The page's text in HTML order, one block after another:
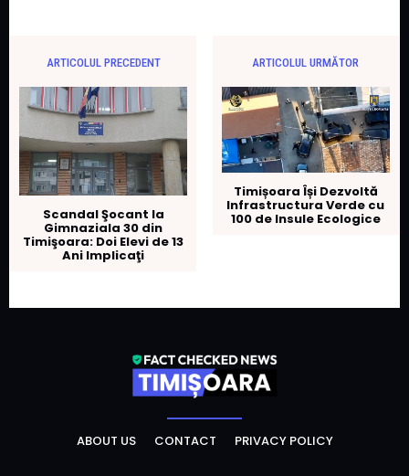
ARTICOLUL PRECEDENT
Scandal Şocant la
Gimnaziala 30 din
Timişoara: Doi Elevi de 13
Ani Implicaţi
ARTICOLUL URMĂTOR
Timișoara Își Dezvoltă
Infrastructura Verde cu
100 de Insule Ecologice
ABOUT US CONTACT PRIVACY POLICY